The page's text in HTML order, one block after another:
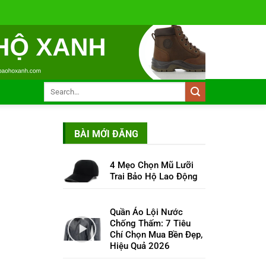
BÀI MỚI ĐĂNG
4 Mẹo Chọn Mũ Lưỡi
Trai Bảo Hộ Lao Động
Quần Áo Lội Nước
Chống Thấm: 7 Tiêu
Chí Chọn Mua Bền Đẹp,
Hiệu Quả 2026